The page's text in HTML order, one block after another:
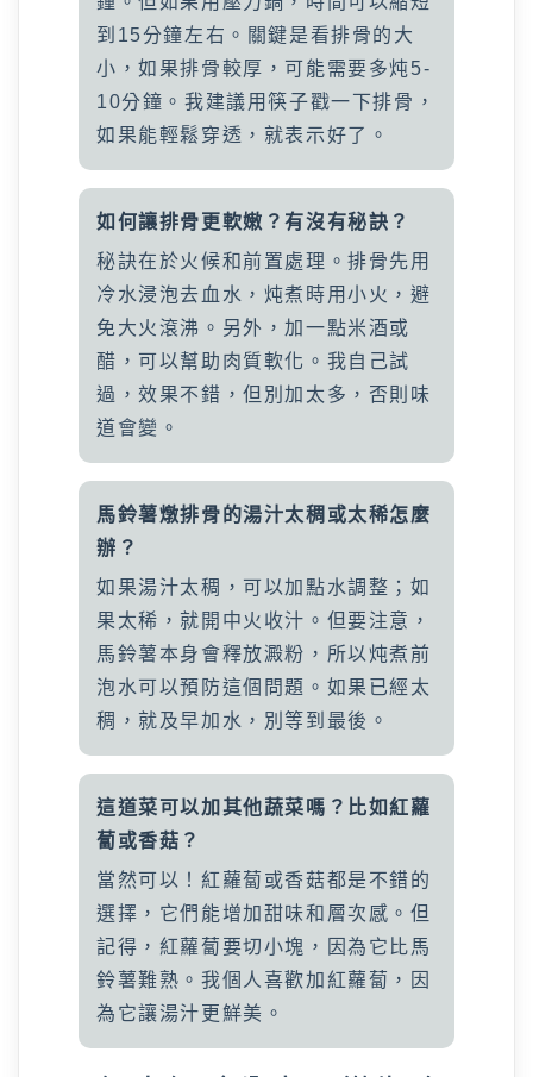
到15分鐘左右。關鍵是看排骨的大
小，如果排骨較厚，可能需要多炖5-
10分鐘。我建議用筷子戳一下排骨，
如果能輕鬆穿透，就表示好了。
如何讓排骨更軟嫩？有沒有秘訣？
秘訣在於火候和前置處理。排骨先用
冷水浸泡去血水，炖煮時用小火，避
免大火滾沸。另外，加一點米酒或
醋，可以幫助肉質軟化。我自己試
過，效果不錯，但別加太多，否則味
道會變。
馬鈴薯燉排骨的湯汁太稠或太稀怎麼
辦？
如果湯汁太稠，可以加點水調整；如
果太稀，就開中火收汁。但要注意，
馬鈴薯本身會釋放澱粉，所以炖煮前
泡水可以預防這個問題。如果已經太
稠，就及早加水，別等到最後。
這道菜可以加其他蔬菜嗎？比如紅蘿
蔔或香菇？
當然可以！紅蘿蔔或香菇都是不錯的
選擇，它們能增加甜味和層次感。但
記得，紅蘿蔔要切小塊，因為它比馬
鈴薯難熟。我個人喜歡加紅蘿蔔，因
為它讓湯汁更鮮美。